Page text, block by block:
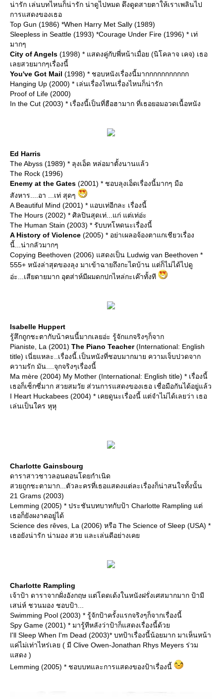
น่ารัก เล่นบทไหนก็น่ารัก น่าดูไปหมด ดึงดูดสายตาให้เราเพลินไป
การแสดงของเธอ
Top Gun (1986) *When Harry Met Sally (1989)
Sleepless in Seattle (1993) *Courage Under Fire (1996) * เท่
มากๆ
City of Angels (1998) * แสดงคู่กับพี่หน้าเมื่อย (นิโคลาจ เคจ) เธอ
เลยสวยมากๆเรื่องนี้
You've Got Mail (1998) * ชอบหนังเรื่องนี้มากกกกกกกกกกก
Hanging Up (2000) * เล่นเรื่องไหนเรื่องไหนก็น่ารัก
Proof of Life (2000)
In the Cut (2003) * เรื่องนี้เป็นที่ฮือฮามาก ที่เธอยอมอวดเนื้อหนัง
Ed Harris
The Abyss (1989) * ลุงเอ็ด หล่อมาตั้งนานแล้ว
The Rock (1996)
Enemy at the Gates (2001) * ชอบลุงเอ็ดเรื่องนี้มากๆ มือ
สังหาร....อา ...เท่ สุดๆ
A Beautiful Mind (2001) * แอบเท่อีกละ เรื่องนี้
The Hours (2002) * ศิลปินสุดเท่...แก่ แต่เท่อ่ะ
The Human Stain (2003) * รับบทโหดนะเรื่องนี้
A History of Violence (2005) * อย่าเผลอจ้องตาแกเชียวเรื่อง
นี้...น่ากลัวมากๆ
Copying Beethoven (2006) แสดงเป็น Ludwig van Beethoven *
555+ หนังล่าสุดของลุง มาเข้าฉายถึงกะไดบ้าน แต่ก็ไม่ได้ไปดู
อ่ะ...เสียดายมาก อุตส่าห์มีผมดกปกไหล่กะเค๊าทั้งที
Isabelle Huppert
รู้สึกถูกชะตากับน้าคนนี้มากเลยอ่ะ รู้จักแกจริงๆก็จาก
Pianiste, La (2001) The Piano Teacher(International: English
title) เนี่ยแหละ..เรื่องนี้.เป็นหนังที่ชอบมากมาย ความเจ็บปวดจาก
ความรัก มัน....จุกจริงๆเรื่องนี้
Ma mère (2004) My Mother (International: English title) * เรื่องนี้
เธอก็เซ็กซี่มาก สวยสมวัย ส่วนการแสดงของเธอ เชื่อมือกันได้อยู่แล้ว
I Heart Huckabees (2004) * เคยดูนะเรื่องนี้ แต่จำไม่ได้เลยว่า เธอ
เล่นเป็นใคร หุหุ
Charlotte Gainsbourg
ดาราสาวชาวลอนดอนโดยกำเนิด
สวยถูกชะตามาก...ตัวละครที่เธอแสดงแต่ละเรื่องก็น่าสนใจทั้งนั้น
21 Grams (2003)
Lemming (2005) * ประชันบทบาทกับป้า Charlotte Rampling แต่
เธอก็ยังผงาดอยู่ได้
Science des rêves, La (2006) หรือ The Science of Sleep (USA) *
เธอยังน่ารัก น่ามอง สวย และเล่นดีอย่างเค
Charlotte Rampling
เจ้าป้า ดาราจากฝั่งอังกฤษ แต่โดดเด้งในหนังฝรั่งเศสมากมาก ป้ามี
เสน่ห์ ชวนมอง ชอบป้า...
Swimming Pool (2003) * รู้จักป้าครั้งแรกจริงๆก็จากเรื่องนี้
Spy Game (2001) * มารู้ทีหลังว่าป้าก็แสดงเรื่องนี้ด้ว
I'll Sleep When I'm Dead (2003)* บทป้าเรื่องนี้น้อยมาก มาเห็นหน้า
ค่ไม่เท่าไหร่เลย ( มี Clive Owen-Jonathan Rhys Meyers ร่วม
สดง )
Lemming (2005) * ชอบบทและการแสดงของป้าเรื่องนี้